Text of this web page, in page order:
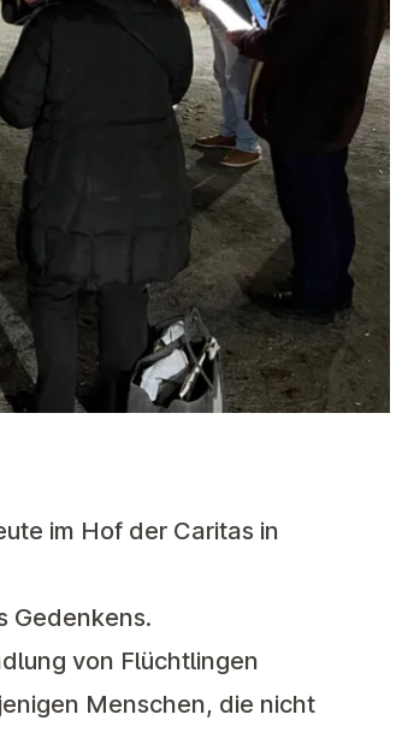
im Hof der Caritas in
Gedenkens.
von Flüchtlingen
Menschen, die nicht